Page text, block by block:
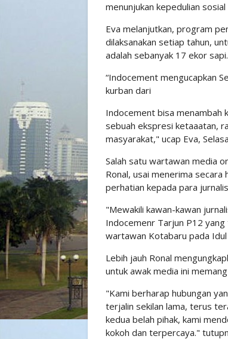
menunjukan kepedulian
Eva melanjutkan, program
dilaksanakan setiap tahun,
adalah sebanyak 17 ekor sapi.
“Indocement mengucapkan
kurban dari
Indocement bisa menambah
sebuah ekspresi ketaaatan,
masyarakat," ucap Eva,
Salah satu wartawan media
Ronal, usai menerima
perhatian kepada para
"Mewakili kawan-kawan
Indocemenr Tarjun P12
wartawan Kotabaru pada
Lebih jauh Ronal
untuk awak media ini
"Kami berharap hubungan
terjalin sekilan lama, terus
kedua belah pihak, kami
kokoh dan terpercaya."